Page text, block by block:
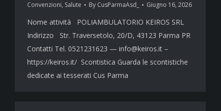
Convenzioni, Salute By CusParmaAsd_ Giugno 16, 2026
Nome attività POLIAMBULATORIO KEIROS SRL
Indirizzo Str. Traversetolo, 20/D, 43123 Parma PR
Contatti Tel. 0521231623 — info@keiros.it –
https://keiros.it/ Scontistica Guarda le scontistiche
dedicate ai tesserati Cus Parma